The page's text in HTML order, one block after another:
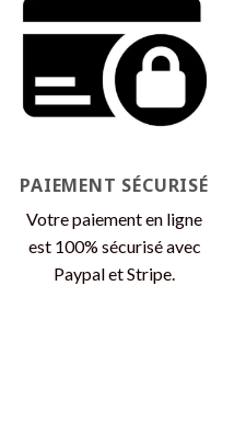
peuvent
être
choisies
sur
du
produit
PAIEMENT SÉCURISÉ
Votre paiement en ligne
est 100% sécurisé avec
Paypal et Stripe.